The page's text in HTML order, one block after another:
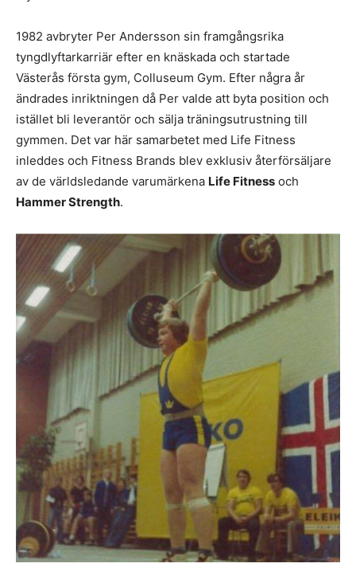
1982 avbryter Per Andersson sin framgångsrika
tyngdlyftarkarriär efter en knäskada och startade
Västerås första gym, Colluseum Gym. Efter några år
ändrades inriktningen då Per valde att byta position och
istället bli leverantör och sälja träningsutrustning till
gymmen. Det var här samarbetet med Life Fitness
inleddes och Fitness Brands blev exklusiv återförsäljare
av de världsledande varumärkena Life Fitness och
Hammer Strength.